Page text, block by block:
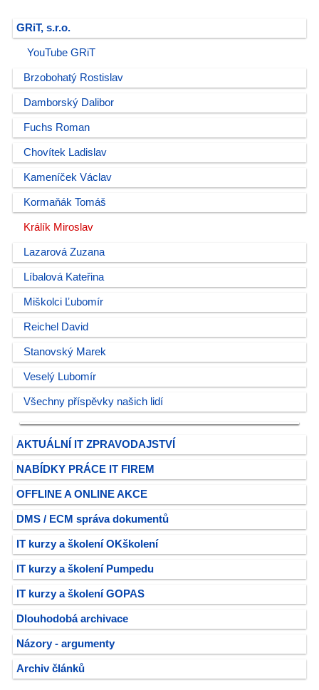
GRiT, s.r.o.
YouTube GRiT
Brzobohatý Rostislav
Damborský Dalibor
Fuchs Roman
Chovítek Ladislav
Kameníček Václav
Kormaňák Tomáš
Králík Miroslav
Lazarová Zuzana
Líbalová Kateřina
Miškolci Ľubomír
Reichel David
Stanovský Marek
Veselý Lubomír
Všechny příspěvky našich lidí
AKTUÁLNÍ IT ZPRAVODAJSTVÍ
NABÍDKY PRÁCE IT FIREM
OFFLINE A ONLINE AKCE
DMS / ECM správa dokumentů
IT kurzy a školení OKškolení
IT kurzy a školení Pumpedu
IT kurzy a školení GOPAS
Dlouhodobá archivace
Názory - argumenty
Archiv článků